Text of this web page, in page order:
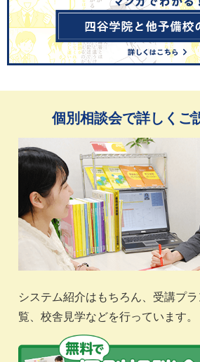
個別相談会で詳しくご
システム紹介はもちろん、受講プ
覧、校舎見学などを行っています。